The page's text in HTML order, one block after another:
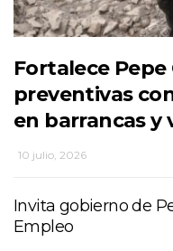
Fortalece
preventivas
en barrancas y
10 julio, 2026
Invita gobierno de
Empleo